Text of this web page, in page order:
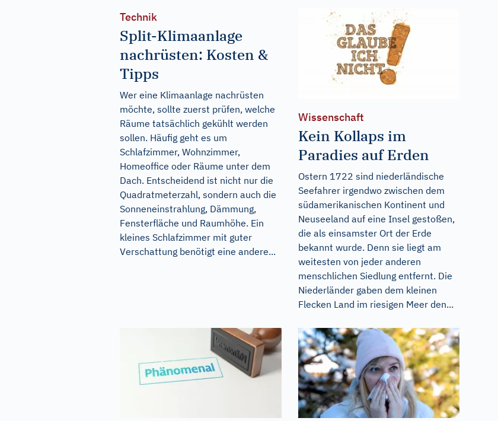
Technik
Split-Klimaanlage
nachrüsten: Kosten &
Tipps
Wer eine Klimaanlage nachrüsten
möchte, sollte zuerst prüfen, welche
Räume tatsächlich gekühlt werden
sollen. Häufig geht es um
Schlafzimmer, Wohnzimmer,
Homeoffice oder Räume unter dem
Dach. Entscheidend ist nicht nur die
Quadratmeterzahl, sondern auch die
Sonneneinstrahlung, Dämmung,
Fensterfläche und Raumhöhe. Ein
kleines Schlafzimmer mit guter
Verschattung benötigt eine andere...
Wissenschaft
Kein Kollaps im
Paradies auf Erden
Ostern 1722 sind niederländische
Seefahrer irgendwo zwischen dem
südamerikanischen Kontinent und
Neuseeland auf eine Insel gestoßen,
die als einsamster Ort der Erde
bekannt wurde. Denn sie liegt am
weitesten von jeder anderen
menschlichen Siedlung entfernt. Die
Niederländer gaben dem kleinen
Flecken Land im riesigen Meer den...